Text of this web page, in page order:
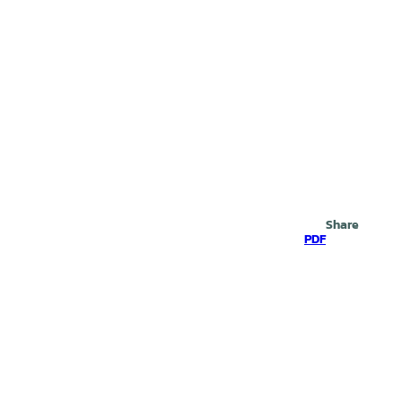
PDF
Share